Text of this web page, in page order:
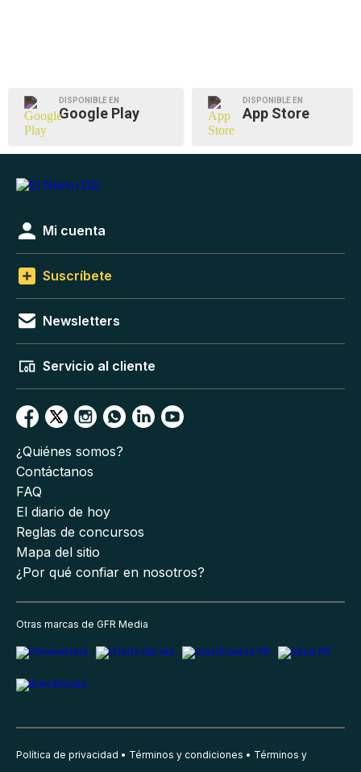
DISPONIBLE EN
Google Play
DISPONIBLE EN
App Store
Mi cuenta
Suscríbete
Newsletters
Servicio al cliente
¿Quiénes somos?
Contáctanos
FAQ
El diario de hoy
Reglas de concursos
Mapa del sitio
¿Por qué confiar en nosotros?
Otras marcas de GFR Media
Política de privacidad Términos y condiciones
Términos y